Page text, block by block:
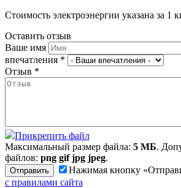
Стоимость электроэнергии указана за 1
Оставить отзыв
Ваше имя
впечатления *
Отзыв *
Прикрепить файл
Максимальный размер файла: 5 МБ.
файлов: png gif jpg jpeg.
Нажимая кнопку
с правилами сайта